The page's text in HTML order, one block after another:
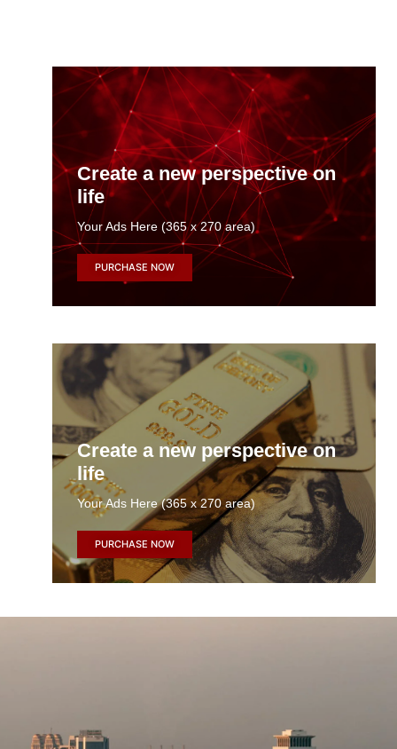
Create a new perspective on
life
Your Ads Here (365 x 270 area)
PURCHASE NOW
Create a new perspective on
life
Your Ads Here (365 x 270 area)
PURCHASE NOW